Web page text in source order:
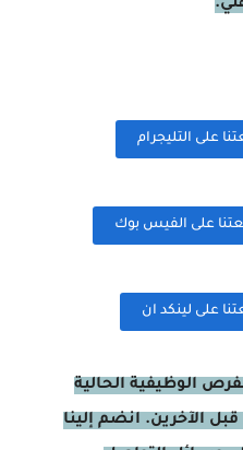
على التليجرام
على الفيس بوك
على لينكد ان
الوظيفية الحالية
الآخرين. انضم إلينا